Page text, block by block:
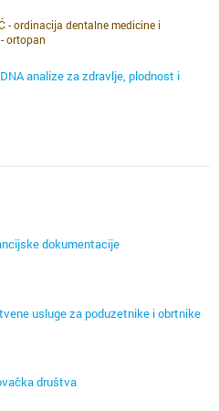
- ordinacija dentalne medicine i
ortopan
analize za zdravlje, plodnost i
dokumentacije
usluge za poduzetnike i obrtnike
društva